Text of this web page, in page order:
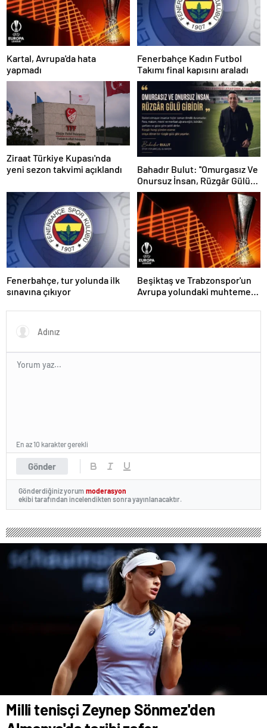
Kartal, Avrupa'da hata
yapmadı
Fenerbahçe Kadın Futbol
Takımı final kapısını araladı
Ziraat Türkiye Kupası'nda
yeni sezon takvimi açıklandı
Bahadır Bulut: ''Omurgasız Ve
Onursuz İnsan, Rüzgâr Gülü
Gibidir''
Fenerbahçe, tur yolunda ilk
sınavına çıkıyor
Beşiktaş ve Trabzonspor'un
Avrupa yolundaki muhtemel
Gönder
En az 10 karakter gerekli
Gönderdiğiniz yorum moderasyon
ekibi tarafından incelendikten sonra yayınlanacaktır.
Milli tenisçi Zeynep Sönmez'den